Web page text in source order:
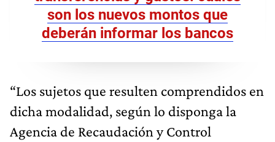
son los nuevos montos que
deberán informar los bancos
“Los sujetos que resulten comprendidos en
dicha modalidad, según lo disponga la
Agencia de Recaudación y Control